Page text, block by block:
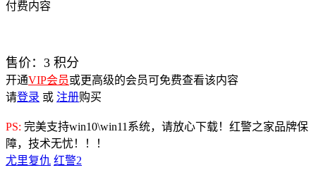
付费内容
售价： 3 积分
开通VIP会员或更高级的会员可免费查看该内容
请登录 或 注册购买
PS: 完美支持win10\win11系统，请放心下载！红警之家品牌保
障，技术无忧！！！
尤里复仇 红警2